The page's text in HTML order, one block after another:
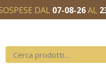
DAL 07-08-26AL